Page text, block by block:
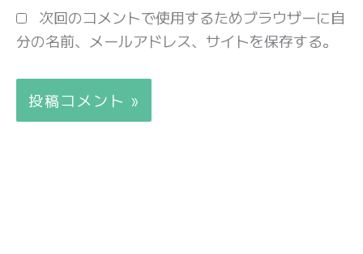
次回のコメントで使用するためブラウザーに自
分の名前、メールアドレス、サイトを保存する。